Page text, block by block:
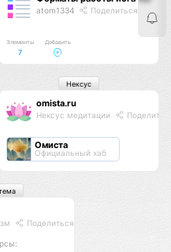
atom1334 Поделиться
Элементы
7
Добавить
omista.ru
Нексус медитации
Омиста
Официальный хаб
Нексус
Поделиться